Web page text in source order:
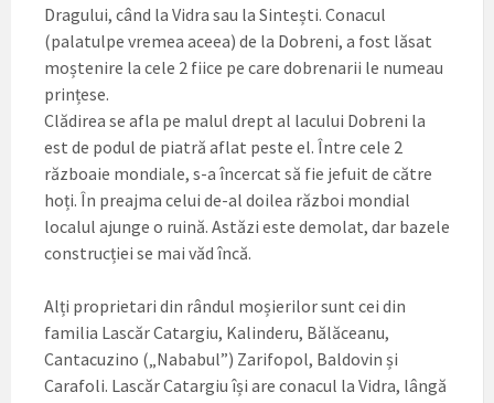
Dragului, când la Vidra sau la Sintești. Conacul
(palatulpe vremea aceea) de la Dobreni, a fost lăsat
moștenire la cele 2 fiice pe care dobrenarii le numeau
prințese.
Clădirea se afla pe malul drept al lacului Dobreni la
est de podul de piatră aflat peste el. Între cele 2
războaie mondiale, s-a încercat să fie jefuit de către
hoți. În preajma celui de-al doilea război mondial
localul ajunge o ruină. Astăzi este demolat, dar bazele
construcției se mai văd încă.
Alți proprietari din rândul moșierilor sunt cei din
familia Lascăr Catargiu, Kalinderu, Bălăceanu,
Cantacuzino („Nababul”) Zarifopol, Baldovin și
Carafoli. Lascăr Catargiu își are conacul la Vidra, lângă